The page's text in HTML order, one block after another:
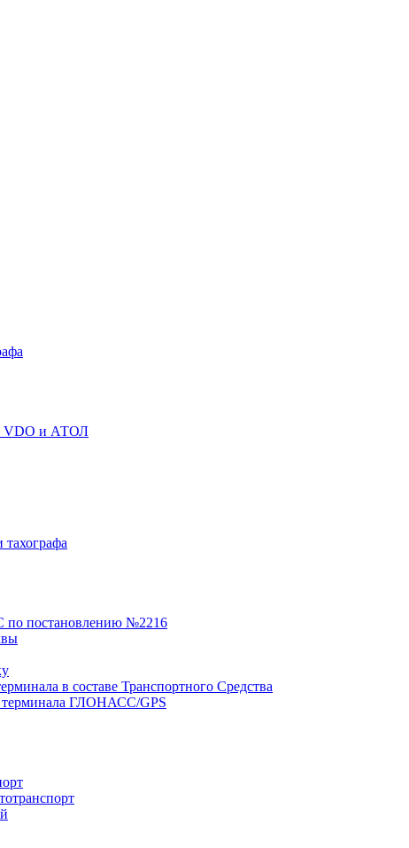
VDO и АТОЛ
тахографа
постановлению №2216
в составе Транспортного Средства
терминала ГЛОНАСС/GPS